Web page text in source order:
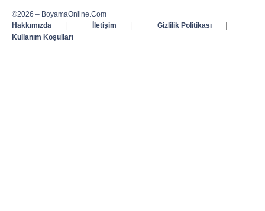
©2026 – BoyamaOnline.Com
Hakkımızda
| İletişim | Gizlilik Politikası
|
Kullanım Koşulları